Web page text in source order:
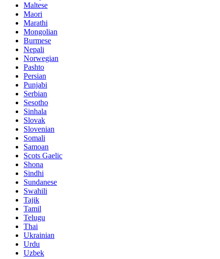
Maltese
Maori
Marathi
Mongolian
Burmese
Nepali
Norwegian
Pashto
Persian
Punjabi
Serbian
Sesotho
Sinhala
Slovak
Slovenian
Somali
Samoan
Scots Gaelic
Shona
Sindhi
Sundanese
Swahili
Tajik
Tamil
Telugu
Thai
Ukrainian
Urdu
Uzbek